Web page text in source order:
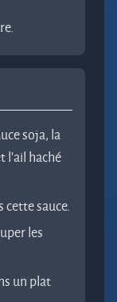
soja, la
l’ail haché
sauce.
les
un plat